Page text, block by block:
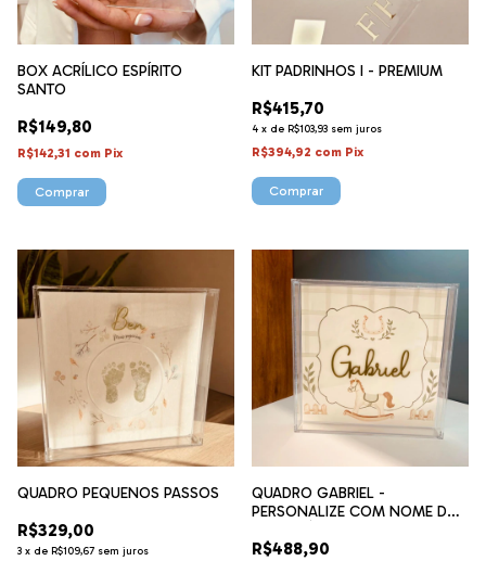
BOX ACRÍLICO ESPÍRITO
SANTO
R$149,80
R$142,31 com Pix
KIT PADRINHOS I - PREMIUM
R$415,70
4 x de R$103,93 sem juros
R$394,92 com Pix
QUADRO PEQUENOS PASSOS
R$329,00
3 x de R$109,67 sem juros
QUADRO GABRIEL -
PERSONALIZE COM NOME DO
R$488,90